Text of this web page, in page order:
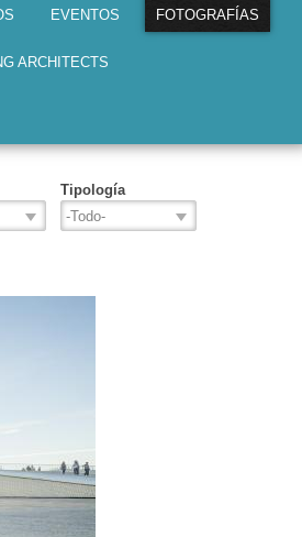
EVENTOS FOTOGRAFÍAS
ARCHITECTS
Tipología